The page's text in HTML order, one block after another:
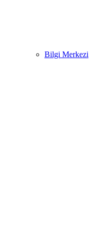
Bilgi Merkezi